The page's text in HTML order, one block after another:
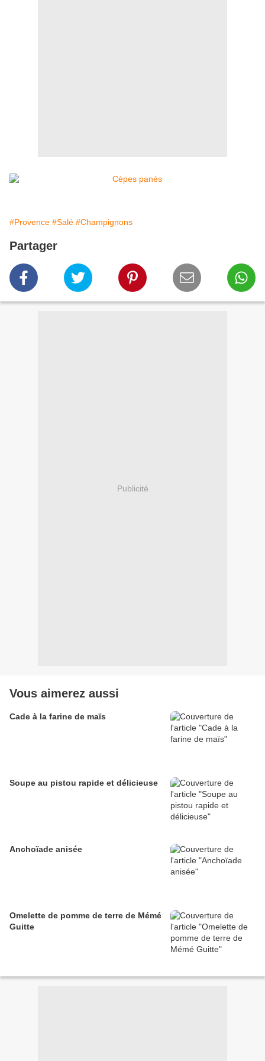
#Provence #Salé #Champignons
Partager
Publicité
Vous aimerez aussi
Cade à la farine de maïs
Soupe au pistou rapide et délicieuse
Anchoïade anisée
Omelette de pomme de terre de Mémé
Guitte